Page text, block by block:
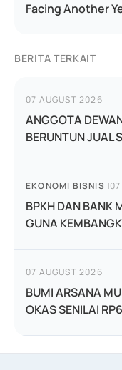
Facing Another
BERITA TERKAIT
07 AUGUST 2026
ANGGOTA
BERUNTUN JUAL
EKONOMI BISNIS |
BPKH DAN BANK
GUNA
07 AUGUST 2026
BUMI ARSANA
OKAS SENILAI